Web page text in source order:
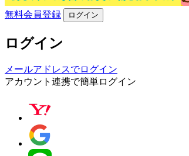
無料会員登録 ログイン
ログイン
メールアドレスでログイン
アカウント連携で簡単ログイン